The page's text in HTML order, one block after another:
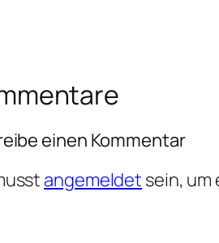
einen Kommentar
angemeldet sein,